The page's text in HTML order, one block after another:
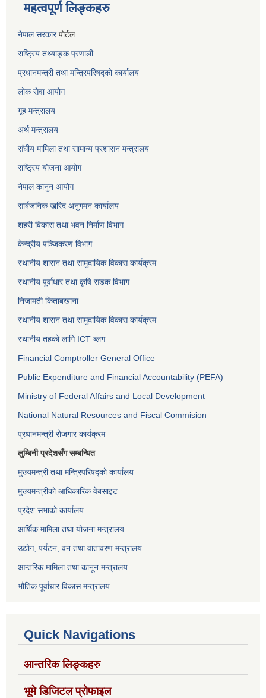
महत्वपूर्ण लिङ्कहरु
नेपाल सरकारपोर्टल
राष्ट्रिय तथ्याङ्क प्रणाली
प्रधानमन्त्री तथा मन्त्रिपरिषद्को कार्यालय
लोक सेवाआयोग
गृह मन्त्रालय
अर्थ मन्त्रालय
संघीय मामिला तथा सामान्य प्रशासन मन्त्रालय
राष्ट्रिय योजना आयोग
नेपाल कानुन आयोग
सार्बजनिक खरिद अनुगमन कार्यालय
शहरी बिकास तथा भवन निर्माण विभाग
केन्द्रीय पञ्जिकरण विभाग
स्थानीय शासन तथा सामुदायिक विकास कार्यक्रम
स्थानीय पूर्वाधार तथा कृषि सडक विभाग
निजामती किताबखाना
स्थानीय शासन तथा सामुदायिक विकास कार्यक्रम
स्थानीय तहको लागि ICT ब्लग
Financial Comptroller General Office
Public Expenditure and Financial Accountability (PEFA)
Ministry of Federal Affairs and Local Development
National Natural Resources and Fiscal Commision
प्रधानमन्त्री रोजगार कार्यक्रम
लुम्बिनी प्रदेशसँग सम्बन्धित
मुख्यमन्त्री तथा मन्त्रिपरिषद्को कार्यालय
मुख्यमन्त्रीको आधिकारिक वेबसाइट
प्रदेश सभाको कार्यालय
आर्थिक मामिला तथा योजना मन्त्रालय
उद्योग, पर्यटन, वन तथा वातावरण मन्त्रालय
आन्तरिक मामिला तथा कानून मन्त्रालय
भौतिक पूर्वाधार विकास मन्त्रालय
Quick Navigations
आन्तरिक लिङ्कहरु
भूमे डिजिटल प्रोफाइल